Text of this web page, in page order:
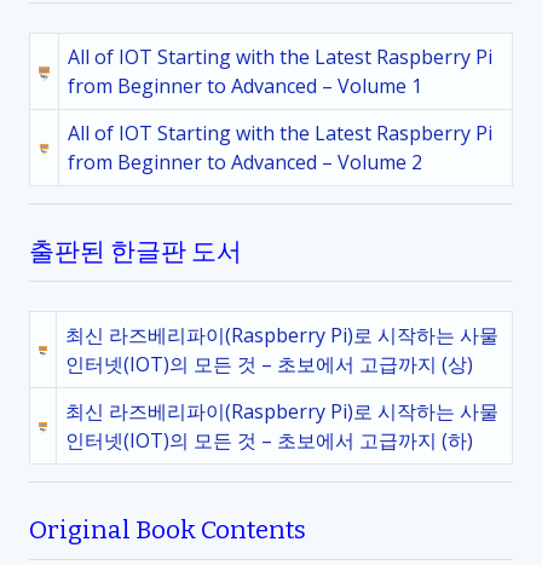
All of IOT Starting with the Latest Raspberry Pi
from Beginner to Advanced – Volume 1
All of IOT Starting with the Latest Raspberry Pi
from Beginner to Advanced – Volume 2
출판된 한글판 도서
최신 라즈베리파이(Raspberry Pi)로 시작하는 사물
인터넷(IOT)의 모든 것 – 초보에서 고급까지 (상)
최신 라즈베리파이(Raspberry Pi)로 시작하는 사물
인터넷(IOT)의 모든 것 – 초보에서 고급까지 (하)
Original Book Contents